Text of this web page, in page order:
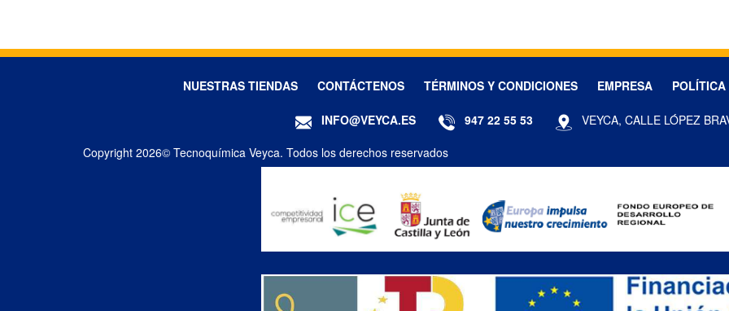
NUESTRAS TIENDAS CONTÁCTENOS TÉRMINOS Y CONDICIONES EMPRESA
Copyright 2026© Tecnoquímica Veyca. Todos los derechos reservados
INFO@VEYCA.ES 947 22 55 53 VEYCA, CALLE LÓPEZ